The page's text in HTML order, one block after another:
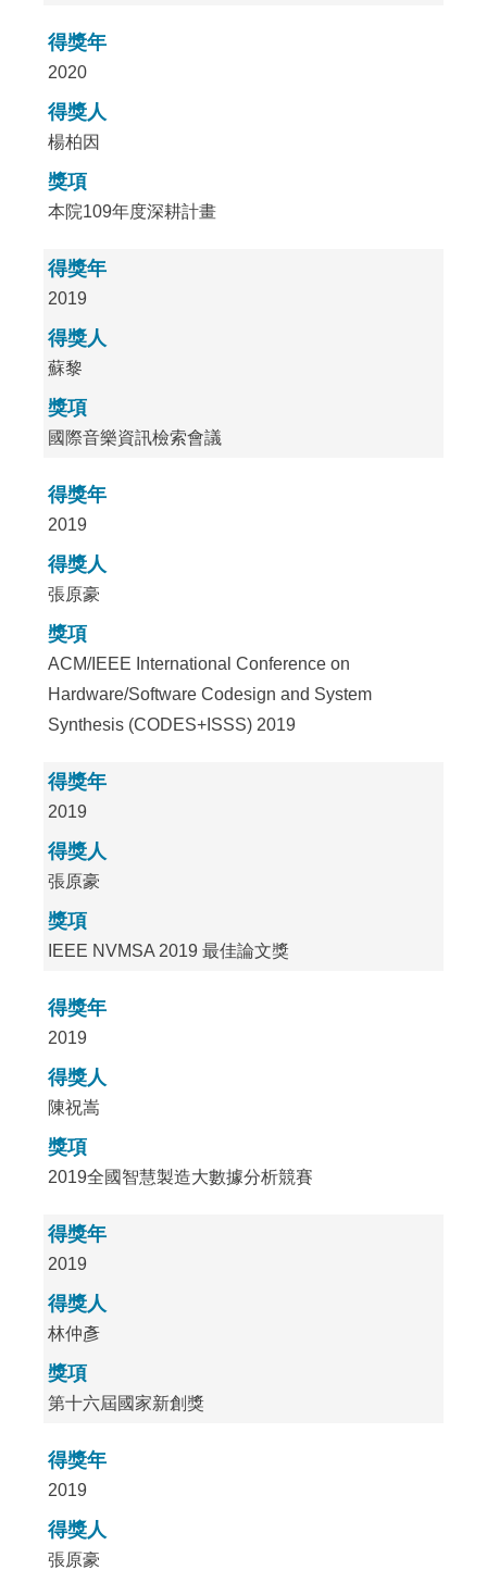
得獎年
2020
得獎人
楊柏因
獎項
本院109年度深耕計畫
得獎年
2019
得獎人
蘇黎
獎項
國際音樂資訊檢索會議
得獎年
2019
得獎人
張原豪
獎項
ACM/IEEE International Conference on
Hardware/Software Codesign and System
Synthesis (CODES+ISSS) 2019
得獎年
2019
得獎人
張原豪
獎項
IEEE NVMSA 2019 最佳論文獎
得獎年
2019
得獎人
陳祝嵩
獎項
2019全國智慧製造大數據分析競賽
得獎年
2019
得獎人
林仲彥
獎項
第十六屆國家新創獎
得獎年
2019
得獎人
張原豪